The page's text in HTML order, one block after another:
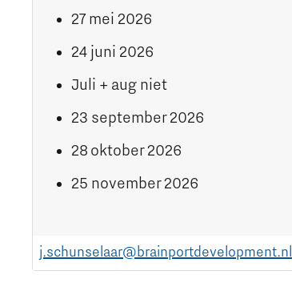
27 mei 2026
24 juni 2026
Juli + aug niet
23 september 2026
28 oktober 2026
25 november 2026
j.schunselaar@brainportdevelopment.nl